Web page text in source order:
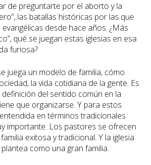
de preguntarte por el aborto y la
las batallas históricas por las que
evangélicas desde hace años. ¿Más
qué se juegan estas iglesias en esa
furiosa?
juega un modelo de familia, cómo
la vida cotidiana de la gente. Es
del sentido común en la
que organizarse. Y para estos
en términos tradicionales
importante. Los pastores se ofrecen
exitosa y tradicional. Y la iglesia
como una gran familia.